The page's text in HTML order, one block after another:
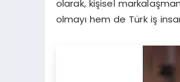
olarak, kişisel
olmayı hem de Türk iş